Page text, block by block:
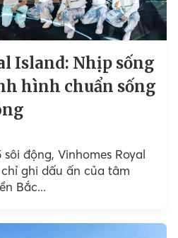
Island: Nhịp sống
hình chuẩn sống
động, Vinhomes Royal
chỉ ghi dấu ấn của tâm
Bắc...